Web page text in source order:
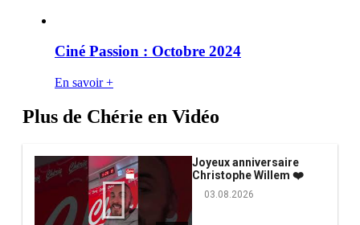
Ciné Passion : Octobre 2024
En savoir +
Plus de Chérie en Vidéo
Joyeux anniversaire
Christophe Willem ❤️
03.08.2026